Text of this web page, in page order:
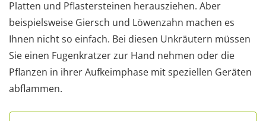
Platten und Pflastersteinen herausziehen. Aber
beispielsweise Giersch und Löwenzahn machen es
Ihnen nicht so einfach. Bei diesen Unkräutern müssen
Sie einen Fugenkratzer zur Hand nehmen oder die
Pflanzen in ihrer Aufkeimphase mit speziellen Geräten
abflammen.